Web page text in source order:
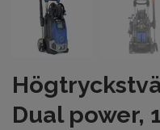
Dual power,